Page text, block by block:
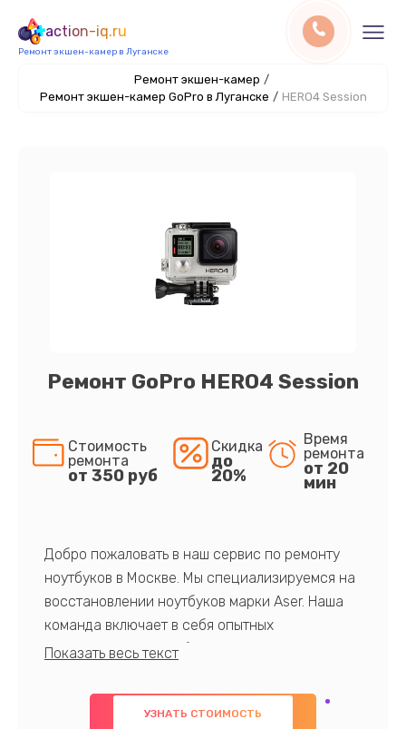
action-iq.ru
Ремонт экшен-камер в Луганске
Ремонт экшен-камер /
Ремонт экшен-камер GoPro в Луганске / HERO4 Session
Ремонт GoPro HERO4 Session
Стоимость
ремонта
от 350 руб
Скидка
до
20%
Время
ремонта
от 20
мин
Добро пожаловать в наш сервис по ремонту
ноутбуков в Москве. Мы специализируемся на
восстановлении ноутбуков марки Aser. Наша
команда включает в себя опытных
профессионалов с обширными знаниями и
предлагаем быстрый и качественный ремонт с
использованием оригинальных компонентов, а
УЗНАТЬ СТОИМОСТЬ